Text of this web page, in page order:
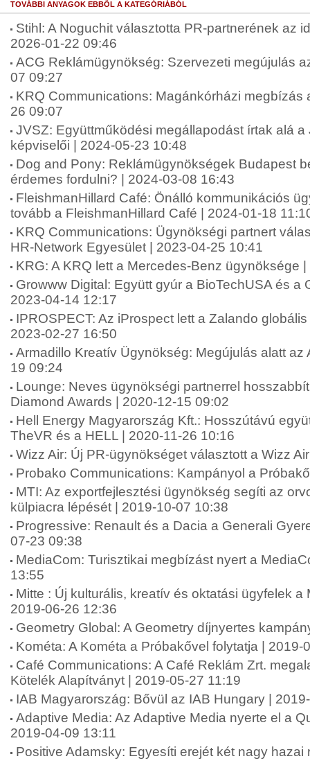
TOVÁBBI ANYAGOK EBBŐL A KATEGÓRIÁBÓL
Stihl: A Noguchit választotta PR-partnerének az
2026-01-22 09:46
ACG Reklámügynökség: Szervezeti megújulás
07 09:27
KRQ Communications: Magánkórházi megbízás
26 09:07
JVSZ: Együttműködési megállapodást írtak alá
képviselői | 2024-05-23 10:48
Dog and Pony: Reklámügynökségek Budapest
érdemes fordulni? | 2024-03-08 16:43
FleishmanHillard Café: Önálló kommunikációs
tovább a FleishmanHillard Café | 2024-01-18
KRQ Communications: Ügynökségi partnert
HR-Network Egyesület | 2023-04-25 10:41
KRG: A KRQ lett a Mercedes-Benz ügynöksége
Growww Digital: Együtt gyúr a BioTechUSA és a
2023-04-14 12:17
IPROSPECT: Az iProspect lett a Zalando
2023-02-27 16:50
Armadillo Kreatív Ügynökség: Megújulás alatt az
19 09:24
Lounge: Neves ügynökségi partnerrel
Diamond Awards | 2020-12-15 09:02
Hell Energy Magyarország Kft.: Hosszútávú
TheVR és a HELL | 2020-11-26 10:16
Wizz Air: Új PR-ügynökséget választott a Wizz
Probako Communications: Kampányol a
MTI: Az exportfejlesztési ügynökség segíti az
külpiacra lépését | 2019-10-07 10:38
Progressive: Renault és a Dacia a Generali
07-23 09:38
MediaCom: Turisztikai megbízást nyert a
13:55
Mitte : Új kulturális, kreatív és oktatási ügyfelek a
2019-06-26 12:36
Geometry Global: A Geometry díjnyertes
Kométa: A Kométa a Próbakővel folytatja | 2019-
Café Communications: A Café Reklám Zrt.
Kötelék Alapítványt | 2019-05-27 11:19
IAB Magyarország: Bővül az IAB Hungary |
Adaptive Media: Az Adaptive Media nyerte el a
2019-04-09 13:11
Positive Adamsky: Egyesíti erejét két nagy hazai